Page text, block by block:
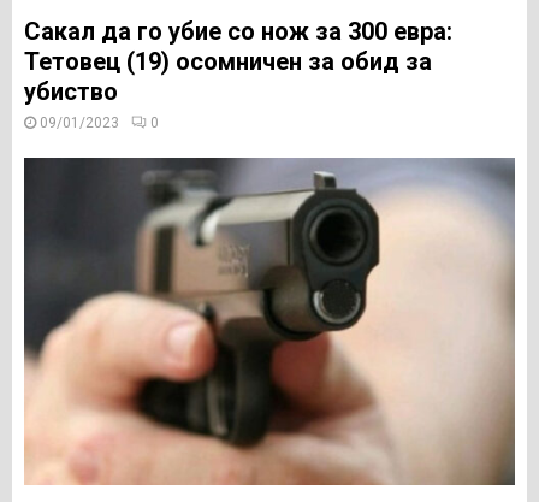
Сакал да го убие со нож за 300 евра:
Тетовец (19) осомничен за обид за
убиство
09/01/2023 0